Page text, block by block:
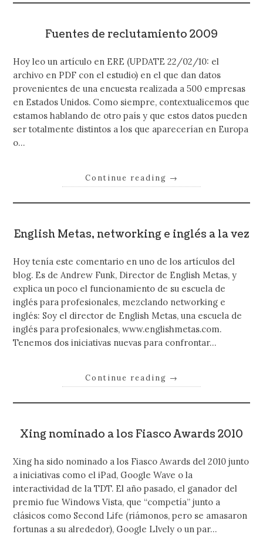
Fuentes de reclutamiento 2009
Hoy leo un artículo en ERE (UPDATE 22/02/10: el
archivo en PDF con el estudio) en el que dan datos
provenientes de una encuesta realizada a 500 empresas
en Estados Unidos. Como siempre, contextualicemos que
estamos hablando de otro país y que estos datos pueden
ser totalmente distintos a los que aparecerían en Europa
o…
Continue reading →
English Metas, networking e inglés a la vez
Hoy tenía este comentario en uno de los artículos del
blog. Es de Andrew Funk, Director de English Metas, y
explica un poco el funcionamiento de su escuela de
inglés para profesionales, mezclando networking e
inglés: Soy el director de English Metas, una escuela de
inglés para profesionales, www.englishmetas.com.
Tenemos dos iniciativas nuevas para confrontar…
Continue reading →
Xing nominado a los Fiasco Awards 2010
Xing ha sido nominado a los Fiasco Awards del 2010 junto
a iniciativas como el iPad, Google Wave o la
interactividad de la TDT. El año pasado, el ganador del
premio fue Windows Vista, que “competía” junto a
clásicos como Second Life (riámonos, pero se amasaron
fortunas a su alrededor), Google LIvely o un par…